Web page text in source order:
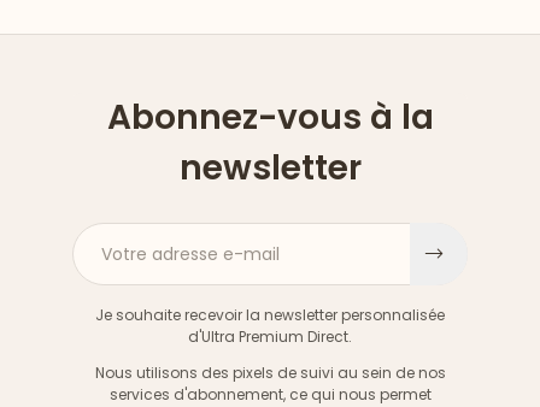
Abonnez-vous à la
newsletter
Votre adresse e-mail
Je souhaite recevoir la newsletter personnalisée
d'Ultra Premium Direct.
Nous utilisons des pixels de suivi au sein de nos
services d'abonnement, ce qui nous permet